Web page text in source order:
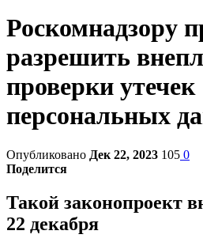
Роскомнадзору
разрешить
проверки утечек
персональных
Опубликовано Дек 22, 2023 105 0
Поделится
Такой законопроект
22 декабря